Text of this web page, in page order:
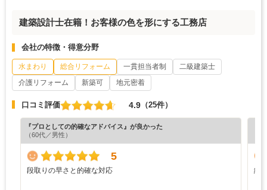
建築設計士在籍！お客様の色を形にする工務店
会社の特徴・得意分野
水まわり 総合リフォーム 一貫担当者制
二級建築士
介護リフォーム
新築可 地元密着
口コミ評価 4.9 （25件）
『プロとしての的確なアドバイス』が良かった
（60代／男性）
5
段取りの早さと的確な対応 納